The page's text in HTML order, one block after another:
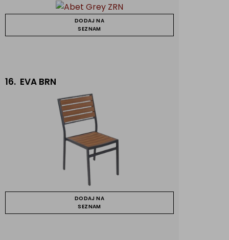
DODAJ NA
SEZNAM
16. EVA BRN
DODAJ NA
SEZNAM